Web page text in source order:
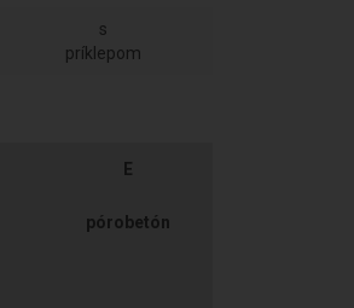
s
príklepom
E
pórobetón